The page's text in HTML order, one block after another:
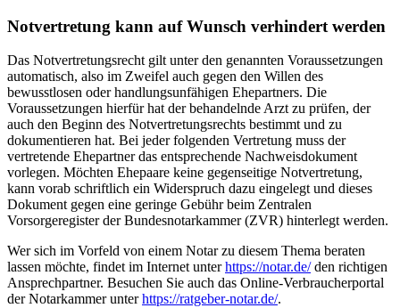
Notvertretung kann auf Wunsch verhindert werden
Das Notvertretungsrecht gilt unter den genannten Voraussetzungen
automatisch, also im Zweifel auch gegen den Willen des
bewusstlosen oder handlungsunfähigen Ehepartners. Die
Voraussetzungen hierfür hat der behandelnde Arzt zu prüfen, der
auch den Beginn des Notvertretungsrechts bestimmt und zu
dokumentieren hat. Bei jeder folgenden Vertretung muss der
vertretende Ehepartner das entsprechende Nachweisdokument
vorlegen. Möchten Ehepaare keine gegenseitige Notvertretung,
kann vorab schriftlich ein Widerspruch dazu eingelegt und dieses
Dokument gegen eine geringe Gebühr beim Zentralen
Vorsorgeregister der Bundesnotarkammer (ZVR) hinterlegt werden.
Wer sich im Vorfeld von einem Notar zu diesem Thema beraten
lassen möchte, findet im Internet unterhttps://notar.de/den richtigen
Ansprechpartner. Besuchen Sie auch das Online-Verbraucherportal
der Notarkammer unterhttps://ratgeber-notar.de/.